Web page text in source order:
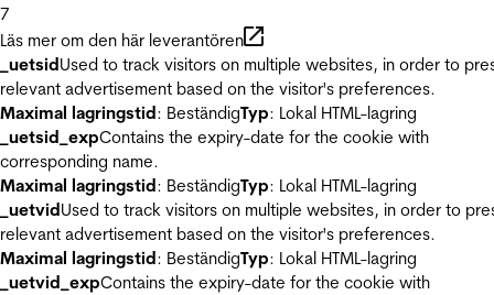
7
Läs mer om den här leverantören
_uetsidUsed to track visitors on multiple websites, in order to
relevant advertisement based on the visitor's preferences.
Maximal lagringstid: BeständigTyp: Lokal HTML-lagring
_uetsid_expContains the expiry-date for the cookie with
corresponding name.
Maximal lagringstid: BeständigTyp: Lokal HTML-lagring
_uetvidUsed to track visitors on multiple websites, in order to
relevant advertisement based on the visitor's preferences.
Maximal lagringstid: BeständigTyp: Lokal HTML-lagring
_uetvid_expContains the expiry-date for the cookie with